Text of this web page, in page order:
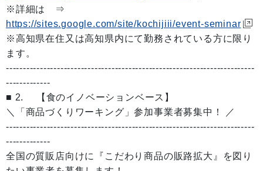
※詳細は ⇒
https://sites.google.com/site/kochijiii/event-seminar
※高知県在住又は高知県内にて勤務されている方に限り
ます。
-------------------------------------------------------------------------
-------------
■ 2. 【食のイノベーションベース】
＼「商品づくりワーキング」参加事業者募集中！ ／
-------------------------------------------------------------------------
-------------
全国の質販店向けに『こだわり商品の販路拡大』を図り